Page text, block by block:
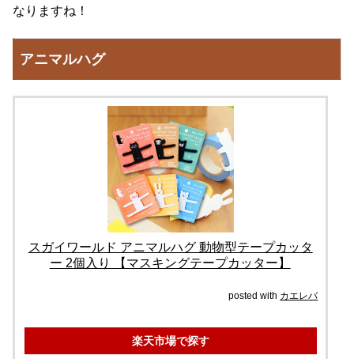
なりますね！
アニマルハグ
スガイワールド アニマルハグ 動物型テープカッタ
ー 2個入り 【マスキングテープカッター】
posted with カエレバ
楽天市場で探す